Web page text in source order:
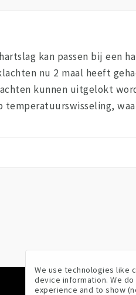
kan passen bij een
nu 2 maal heeft
kunnen uitgelokt
temperatuurswisseling,
We use technologies like
device information. We
experience and to show